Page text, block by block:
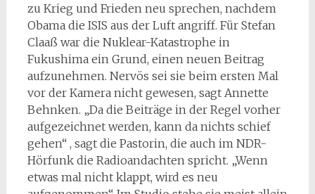
zu Krieg und Frieden neu sprechen, nachdem
Obama die ISIS aus der Luft angriff. Für Stefan
Claaß war die Nuklear-Katastrophe in
Fukushima ein Grund, einen neuen Beitrag
aufzunehmen. Nervös sei sie beim ersten Mal
vor der Kamera nicht gewesen, sagt Annette
Behnken. „Da die Beiträge in der Regel vorher
aufgezeichnet werden, kann da nichts schief
gehen“ , sagt die Pastorin, die auch im NDR-
Hörfunk die Radioandachten spricht. „Wenn
etwas mal nicht klappt, wird es neu